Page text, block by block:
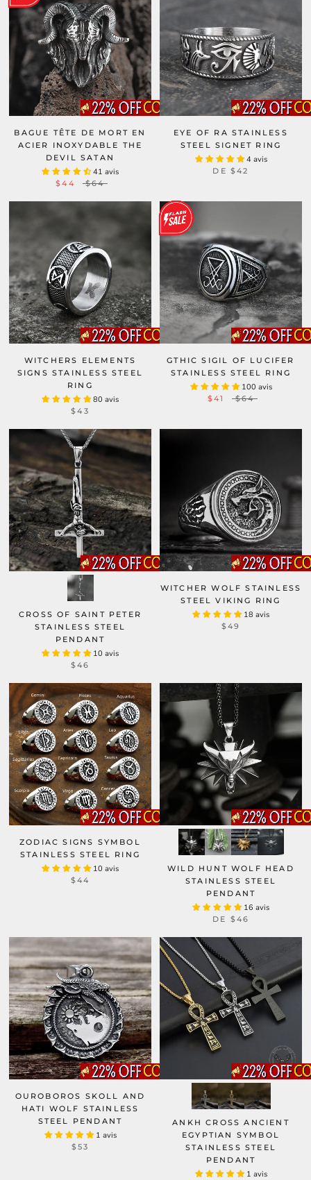
BAGUE TÊTE DE MORT EN
ACIER INOXYDABLE THE
DEVIL SATAN
41 avis
$44 $64
EYE OF RA STAINLESS
STEEL SIGNET RING
4 avis
DE $42
WITCHERS ELEMENTS
SIGNS STAINLESS STEEL
RING
80 avis
$43
GTHIC SIGIL OF LUCIFER
STAINLESS STEEL RING
100 avis
$41 $64
CROSS OF SAINT PETER
STAINLESS STEEL
PENDANT
10 avis
$46
WITCHER WOLF STAINLESS
STEEL VIKING RING
18 avis
$49
ZODIAC SIGNS SYMBOL
STAINLESS STEEL RING
10 avis
$44
WILD HUNT WOLF HEAD
STAINLESS STEEL
PENDANT
16 avis
DE $46
OUROBOROS SKOLL AND
HATI WOLF STAINLESS
STEEL PENDANT
1 avis
$53
ANKH CROSS ANCIENT
EGYPTIAN SYMBOL
STAINLESS STEEL
PENDANT
1 avis